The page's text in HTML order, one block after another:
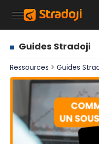
Guides Stradoji
Ressources > Guides